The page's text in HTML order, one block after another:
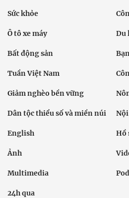
Sức khỏe
Ô tô xe máy Du
Bất động sản
Tuần Việt Nam
Giảm nghèo bền vững
Dân tộc thiểu số và miền núi
English Hồ
Ảnh
Multimedia
24h qua